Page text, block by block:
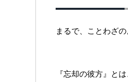
まるで、ことわざ
『忘却の彼方』と